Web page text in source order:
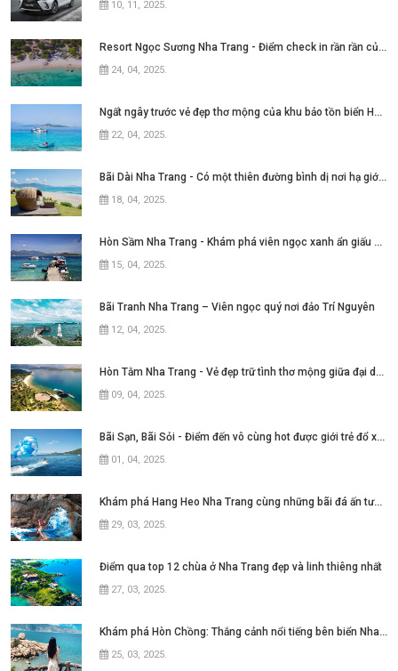
10, 11, 2025.
Resort Ngọc Sương Nha Trang - Điểm check in rần rần của những tín đồ mê phim Việt
24, 04, 2025.
Ngất ngây trước vẻ đẹp thơ mộng của khu bảo tồn biển Hòn Mun Nha Trang
22, 04, 2025.
Bãi Dài Nha Trang - Có một thiên đường bình dị nơi hạ giới với biển xanh cát trắng quanh năm sóng xô bờ
18, 04, 2025.
Hòn Sầm Nha Trang - Khám phá viên ngọc xanh ẩn giấu giữa vịnh Nha Phu
15, 04, 2025.
Bãi Tranh Nha Trang – Viên ngọc quý nơi đảo Trí Nguyên
12, 04, 2025.
Hòn Tằm Nha Trang - Vẻ đẹp trữ tình thơ mộng giữa đại dương xanh ngát
09, 04, 2025.
Bãi Sạn, Bãi Sỏi - Điểm đến vô cùng hot được giới trẻ đổ xô tìm kiếm tại thành
01, 04, 2025.
Khám phá Hang Heo Nha Trang cùng những bãi đá ấn tượng
29, 03, 2025.
Điểm qua top 12 chùa ở Nha Trang đẹp và linh thiêng nhất
27, 03, 2025.
Khám phá Hòn Chồng: Thắng cảnh nổi tiếng bên biển Nha Trang
25, 03, 2025.